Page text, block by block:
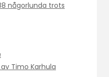
någorlunda trots
Timo Karhula